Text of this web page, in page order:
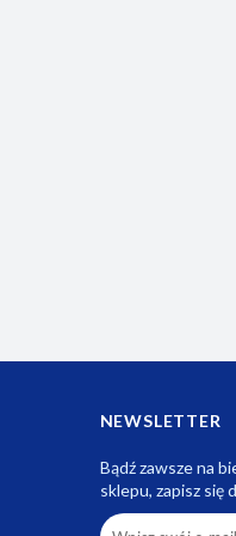
NEWSLETTER
Bądź zawsze na
sklepu, zapisz